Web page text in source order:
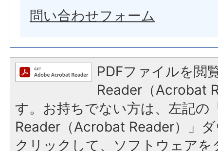
問い合わせフォーム
PDFファイルを閲
Reader（Acrobat
す。お持ちでない方は、左記の
Reader（Acrobat Reader）」
クリックして、ソフトウェア